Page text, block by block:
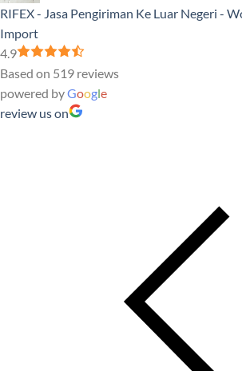
RIFEX - Jasa Pengiriman Ke Luar Negeri -
Import
4.9
Based on 519 reviews
powered byGoogle
review us on